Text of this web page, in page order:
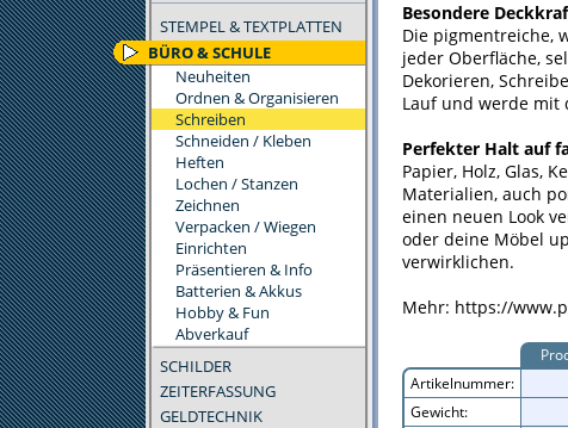
STEMPEL & TEXTPLATTEN
BÜRO & SCHULE
Neuheiten
Ordnen & Organisieren
Schreiben
Schneiden / Kleben
Heften
Lochen / Stanzen
Zeichnen
Verpacken / Wiegen
Einrichten
Präsentieren & Info
Batterien & Akkus
Hobby & Fun
Abverkauf
SCHILDER
ZEITERFASSUNG
GELDTECHNIK
Besondere
Die pigmentreiche,
jeder Oberfläche,
Dekorieren,
Lauf und werde mit
Perfekter Halt auf
Papier, Holz, Glas,
Materialien, auch
einen neuen Look
oder deine Möbel
verwirklichen.
Mehr: https://
Artikelnummer:
Gewicht: